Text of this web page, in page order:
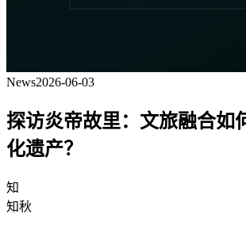
News2026-06-03
探访炎帝故里：文旅融合如
化遗产？
知
知秋